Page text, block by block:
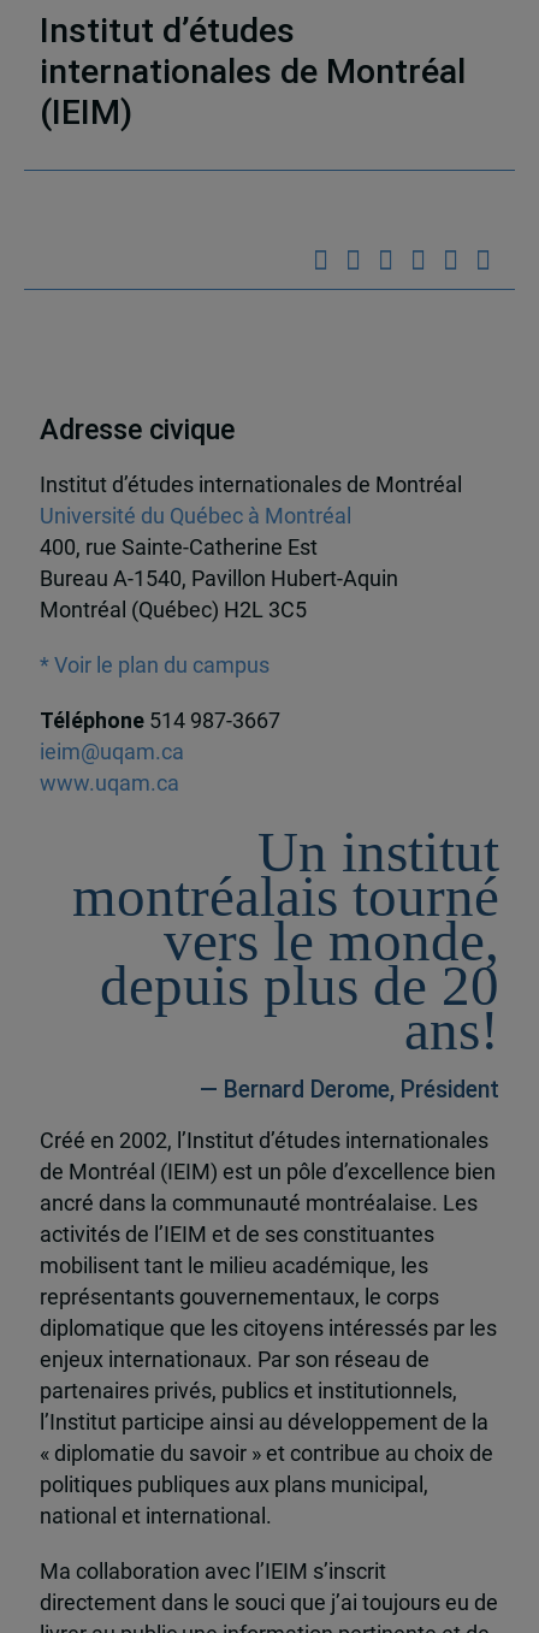
Institut d’études
internationales de Montréal
(IEIM)
Adresse civique
Institut d’études internationales de Montréal
Université du Québec à Montréal
400, rue Sainte-Catherine Est
Bureau A-1540, Pavillon Hubert-Aquin
Montréal (Québec) H2L 3C5
* Voir le plan du campus
Téléphone 514 987-3667
ieim@uqam.ca
www.uqam.ca
Un institut
montréalais tourné
vers le monde,
depuis plus de 20
ans!
— Bernard Derome, Président
Créé en 2002, l’Institut d’études internationales
de Montréal (IEIM) est un pôle d’excellence bien
ancré dans la communauté montréalaise. Les
activités de l’IEIM et de ses constituantes
mobilisent tant le milieu académique, les
représentants gouvernementaux, le corps
diplomatique que les citoyens intéressés par les
enjeux internationaux. Par son réseau de
partenaires privés, publics et institutionnels,
l’Institut participe ainsi au développement de la
« diplomatie du savoir » et contribue au choix de
politiques publiques aux plans municipal,
national et international.
Ma collaboration avec l’IEIM s’inscrit
directement dans le souci que j’ai toujours eu de